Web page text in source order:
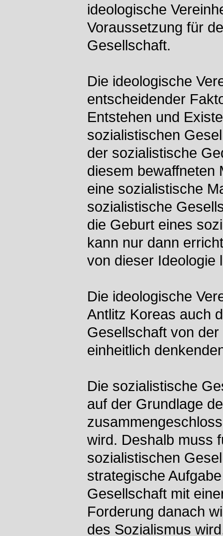
ideologische
Voraussetzung für
Gesellschaft.
Die ideologische
entscheidender
Entstehen und
sozialistischen
der sozialistische
diesem bewaffneten
eine sozialistische
sozialistische
die Geburt eines
kann nur dann
von dieser Ideologie
Die ideologische
Antlitz Koreas auch
Gesellschaft von
einheitlich
Die sozialistische
auf der Grundlage
wird. Deshalb muss
sozialistischen
strategische
Gesellschaft mit
Forderung danach
des Sozialismus